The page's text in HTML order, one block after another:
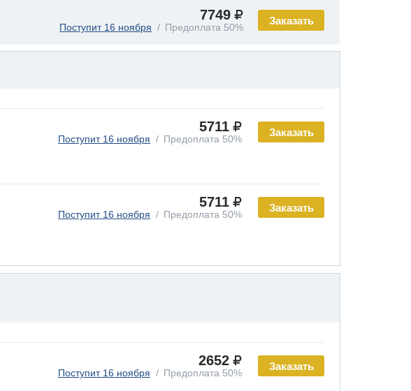
Заказать
7749
Поступит 16 ноября Предоплата 50%
Заказать
5711
Поступит 16 ноября Предоплата 50%
Заказать
5711
Поступит 16 ноября Предоплата 50%
Заказать
2652
Поступит 16 ноября Предоплата 50%